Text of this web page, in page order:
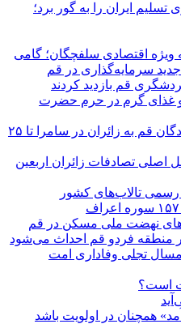
تسلیم ایران را به گور برد؛
منطقه ویژه اقتصادی سلفچگان؛ گامی
سرمایه‌گذاری در قم
قم بازدید کردند
هزار لقمه و غذای گرم در حرم حضرت
خدمت‌رسانی موکب امامزادگان قم به زائران در سامرا تا ۲۵
تصادفات زائران اربعین
منطقه فردو قم احداث می‌شود
تجلی وفاداری امت
است؟
همچنان در اولویت باشد